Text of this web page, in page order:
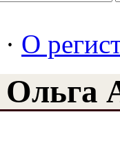
· О
Ольга